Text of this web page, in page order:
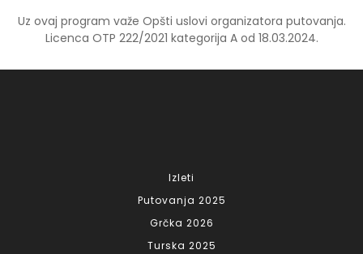
Uz ovaj program važe Opšti uslovi organizatora putovanja.
Licenca OTP 222/2021 kategorija A od 18.03.2024.
Izleti
Putovanja 2025
Grčka 2026
Turska 2025